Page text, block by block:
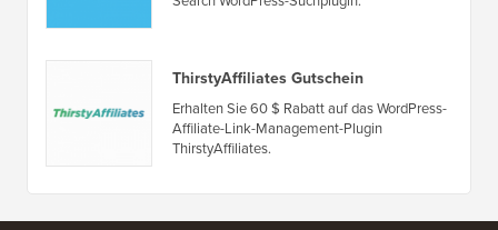
Angebote & Gutscheine
Volltextsuche Gutschein
Erhalten Sie 15 % Rabatt auf das FullText